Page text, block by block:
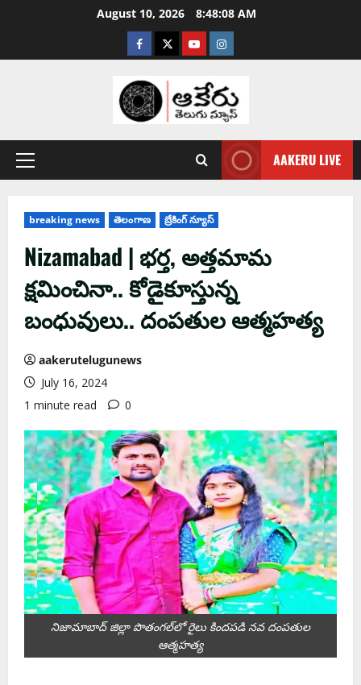
August 10, 2026 8:48:09 AM
AAKERU LIVE
breaking news తెలంగాణ బ్రేకింగ్ న్యూస్
Nizamabad | భ‌ర్త‌, అత్త‌మామ
క్ష‌మించినా.. కోడైకూస్తున్న‌
బంధువులు.. దంపతుల ఆత్మహత్య
aakerutelugunews
July 16, 2024
1 minute read
0
నిజామాబాద్‌ జిల్లా పొతంగల్‌లో రైలు కిందపడి నవ దంపతుల
ఆత్మహత్య